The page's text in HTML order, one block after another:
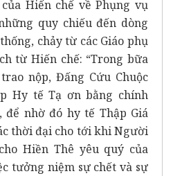
Hiến chế về Phụng vụ
quy chiếu đến dòng
chảy từ các Giáo phụ
từ Hiến chế: “Trong bữa
nộp, Đấng Cứu Chuộc
Hy tế Tạ ơn bằng chính
nhờ đó hy tế Thập Giá
thời đại cho tới khi Người
Hiền Thê yêu quý của
tưởng niệm sự chết và sự